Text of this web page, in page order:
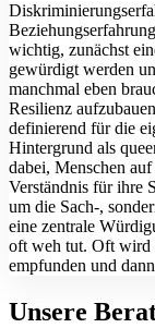
wichtig, zunächst
gewürdigt werden
manchmal eben
Resilienz
definierend für die
Hintergrund als
dabei, Menschen
Verständnis für ihre
um die Sach-,
eine zentrale
oft weh tut. Oft wird
empfunden und
Unsere